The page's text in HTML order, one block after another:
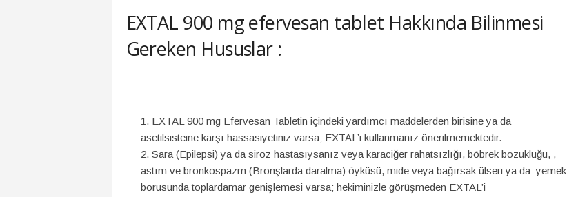
EXTAL 900 mg efervesan tablet Hakkında Bilinmesi
Gereken Hususlar :
EXTAL 900 mg Efervesan Tabletin içindeki yardımcı maddelerden birisine ya da
asetilsisteine karşı hassasiyetiniz varsa; EXTAL’i kullanmanız önerilmemektedir.
Sara (Epilepsi) ya da siroz hastasıysanız veya karaciğer rahatsızlığı, böbrek bozukluğu, ,
astım ve bronkospazm (Bronşlarda daralma) öyküsü, mide veya bağırsak ülseri ya da yemek
borusunda toplardamar genişlemesi varsa; hekiminizle görüşmeden EXTAL’i